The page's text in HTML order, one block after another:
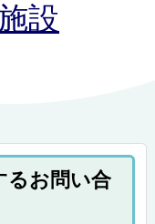
設
るお問い合